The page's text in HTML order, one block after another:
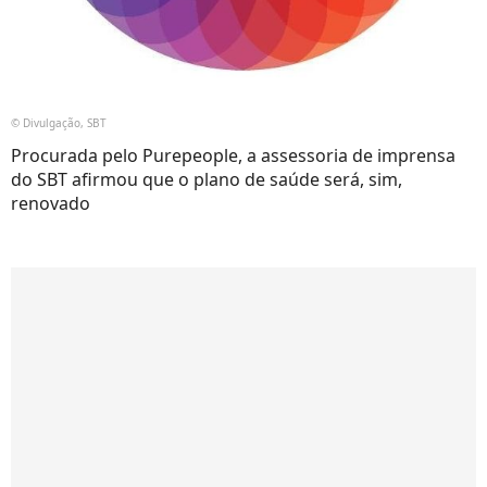
© Divulgação, SBT
Procurada pelo Purepeople, a assessoria de imprensa
do SBT afirmou que o plano de saúde será, sim,
renovado